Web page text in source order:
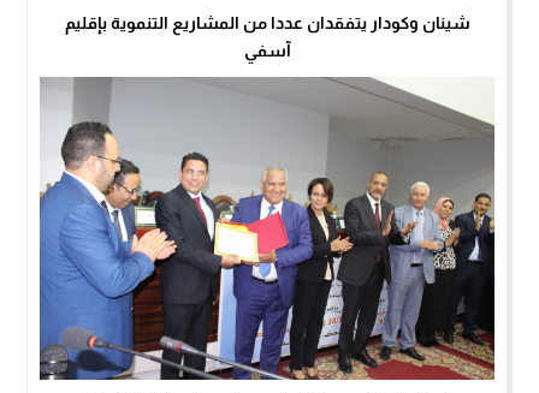
شينان وكودار يتفقدان عددا من المشاريع التنموية بإقليم
آسفي